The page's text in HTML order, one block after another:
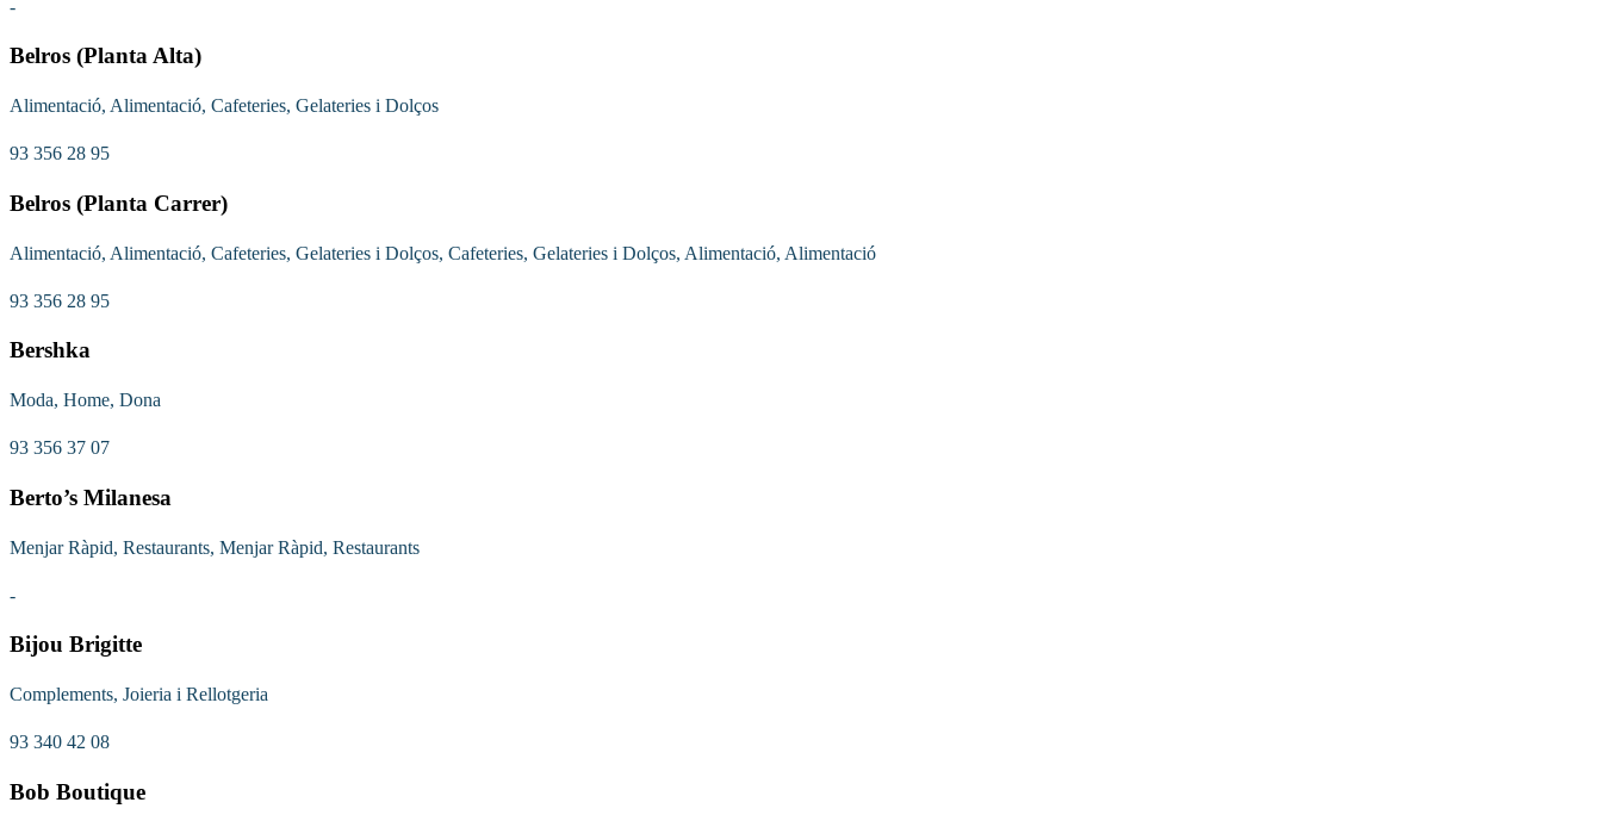
-
Belros (Planta Alta)
Alimentació, Alimentació, Cafeteries, Gelateries i Dolços
93 356 28 95
Belros (Planta Carrer)
Alimentació, Alimentació, Cafeteries, Gelateries i Dolços, Cafeteries, Gelateries i Dolços, Alimentació, Alimentació
93 356 28 95
Bershka
Moda, Home, Dona
93 356 37 07
Berto’s Milanesa
Menjar Ràpid, Restaurants, Menjar Ràpid, Restaurants
-
Bijou Brigitte
Complements, Joieria i Rellotgeria
93 340 42 08
Bob Boutique